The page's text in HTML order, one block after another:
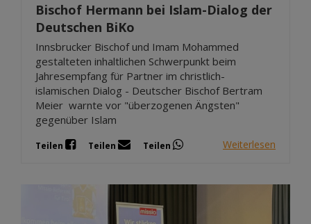
Bischof Hermann bei Islam-Dialog der
Deutschen BiKo
Innsbrucker Bischof und Imam Mohammed
gestalteten inhaltlichen Schwerpunkt beim
Jahresempfang für Partner im christlich-
islamischen Dialog - Deutscher Bischof Bertram
Meier warnte vor "überzogenen Ängsten"
gegenüber Islam
Teilen Teilen Teilen Weiterlesen